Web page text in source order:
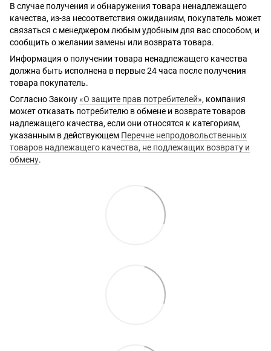
В случае получения и обнаружения товара ненадлежащего
качества, из-за несоответствия ожиданиям, покупатель может
связаться с менеджером любым удобным для вас способом, и
сообщить о желании замены или возврата товара.
Информация о получении товара ненадлежащего качества
должна быть исполнена в первые 24 часа после получения
товара покупатель.
Согласно Закону«О защите прав потребителей», компания
может отказать потребителю в обмене и возврате товаров
надлежащего качества, если они относятся к категориям,
указанным в действующем Перечне непродовольственных
товаров надлежащего качества, не подлежащих возврату и
обмену.